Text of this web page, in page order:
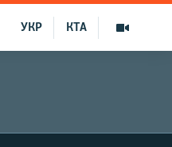
КТА
УКР